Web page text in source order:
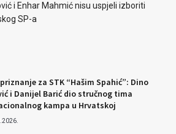
i Enhar Mahmić nisu uspjeli izboriti
SP-a
za STK “Hašim Spahić”: Dino
i Danijel Barić dio stručnog tima
kampa u Hrvatskoj